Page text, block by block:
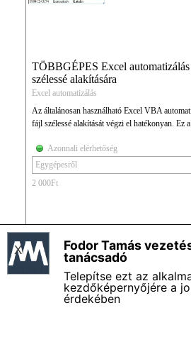
TÖBBGÉPES Excel
szélessé alakítására
Excel automatizálás
Az általánosan használható Excel VBA
fájl szélessé alakítását végzi el hatékonyan. Ez
Azonnali elérhetőség
2 000Ft
Fodor Tamás vezetési
Általános szerződési és
Adatkezelési
Fodor Tamás
tanácsadó
Telepítse ezt az
kezdőképernyőjére a
érdekében
X